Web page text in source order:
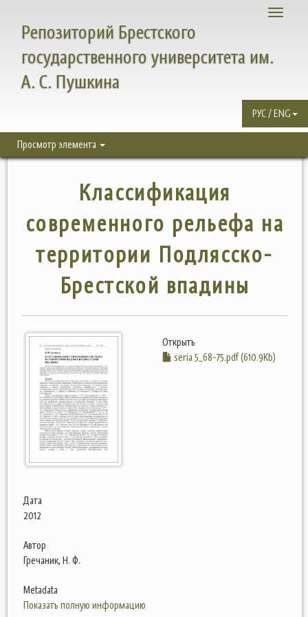
Toggle
Репозиторий Брестского
государственного университета им.
А. С. Пушкина
РУС / ENG
Просмотр элемента
Классификация
современного рельефа на
территории Подлясско-
Брестской впадины
Открыть
seria 5_68-75.pdf (610.9Kb)
Дата
2012
Автор
Гречаник, Н. Ф.
Metadata
Показать полную информацию